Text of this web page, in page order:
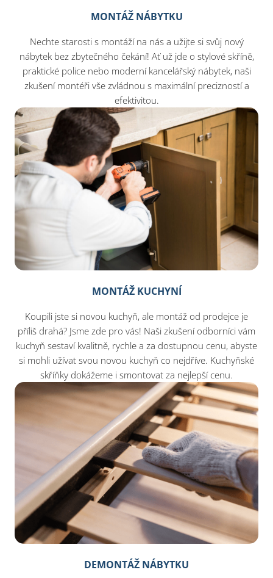
MONTÁŽ NÁBYTKU
Nechte starosti s montáží na nás a užijte si svůj nový
nábytek bez zbytečného čekání! Ať už jde o stylové skříně,
praktické police nebo moderní kancelářský nábytek, naši
zkušení montéři vše zvládnou s maximální precizností a
efektivitou.
MONTÁŽ KUCHYNÍ
Koupili jste si novou kuchyň, ale montáž od prodejce je
příliš drahá? Jsme zde pro vás! Naši zkušení odborníci vám
kuchyň sestaví kvalitně, rychle a za dostupnou cenu, abyste
si mohli užívat svou novou kuchyň co nejdříve. Kuchyňské
skříňky dokážeme i smontovat za nejlepší cenu.​
DEMONTÁŽ NÁBYTKU